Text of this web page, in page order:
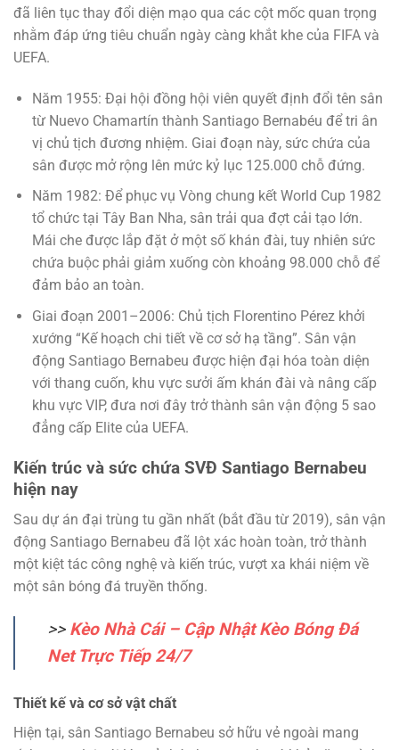
đã liên tục thay đổi diện mạo qua các cột mốc quan trọng
nhằm đáp ứng tiêu chuẩn ngày càng khắt khe của FIFA và
UEFA.
Năm 1955: Đại hội đồng hội viên quyết định đổi tên sân
từ Nuevo Chamartín thành Santiago Bernabéu để tri ân
vị chủ tịch đương nhiệm. Giai đoạn này, sức chứa của
sân được mở rộng lên mức kỷ lục 125.000 chỗ đứng.
Năm 1982: Để phục vụ Vòng chung kết World Cup 1982
tổ chức tại Tây Ban Nha, sân trải qua đợt cải tạo lớn.
Mái che được lắp đặt ở một số khán đài, tuy nhiên sức
chứa buộc phải giảm xuống còn khoảng 98.000 chỗ để
đảm bảo an toàn.
Giai đoạn 2001–2006: Chủ tịch Florentino Pérez khởi
xướng “Kế hoạch chi tiết về cơ sở hạ tầng”. Sân vận
động Santiago Bernabeu được hiện đại hóa toàn diện
với thang cuốn, khu vực sưởi ấm khán đài và nâng cấp
khu vực VIP, đưa nơi đây trở thành sân vận động 5 sao
đẳng cấp Elite của UEFA.
Kiến trúc và sức chứa SVĐ Santiago Bernabeu
hiện nay
Sau dự án đại trùng tu gần nhất (bắt đầu từ 2019), sân vận
động Santiago Bernabeu đã lột xác hoàn toàn, trở thành
một kiệt tác công nghệ và kiến trúc, vượt xa khái niệm về
một sân bóng đá truyền thống.
>> Kèo Nhà Cái – Cập Nhật Kèo Bóng Đá
Net Trực Tiếp 24/7
Thiết kế và cơ sở vật chất
Hiện tại, sân Santiago Bernabeu sở hữu vẻ ngoài mang